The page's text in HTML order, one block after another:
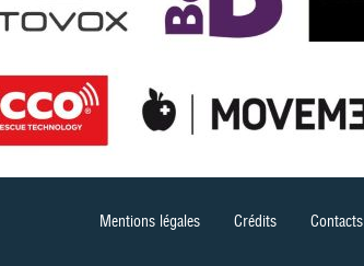
Mentions légales Crédits Contacts